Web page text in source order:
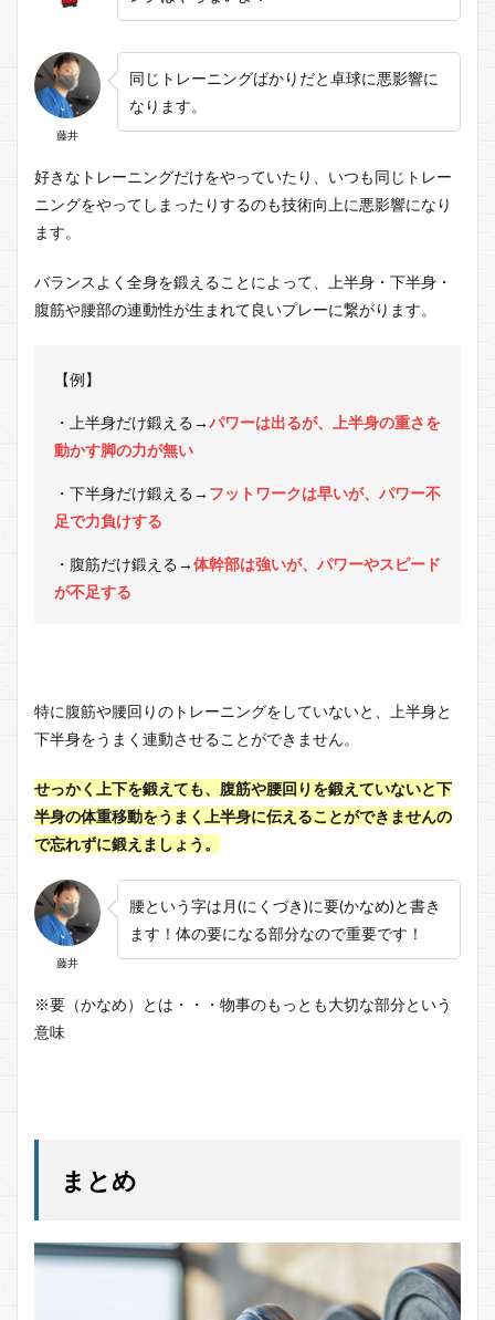
藤井
同じトレーニングばかりだと卓球に悪影響に
なります。
好きなトレーニングだけをやっていたり、いつも同じトレー
ニングをやってしまったりするのも技術向上に悪影響になり
ます。
バランスよく全身を鍛えることによって、上半身・下半身・
腹筋や腰部の連動性が生まれて良いプレーに繋がります。
【例】
・上半身だけ鍛える →パワーは出るが、上半身の重さを
動かす脚の力が無い
・下半身だけ鍛える → フットワークは早いが、パワー不
足で力負けする
・腹筋だけ鍛える →体幹部は強いが、パワーやスピード
が不足する
特に腹筋や腰回りのトレーニングをしていないと、上半身と
下半身をうまく連動させることができません。
せっかく上下を鍛えても、腹筋や腰回りを鍛えていないと下
半身の体重移動をうまく上半身に伝えることができませんの
で忘れずに鍛えましょう。
藤井
腰という字は月(にくづき)に要(かなめ)と書き
ます！体の要になる部分なので重要です！
※要（かなめ）とは・・・物事のもっとも大切な部分という
意味
まとめ